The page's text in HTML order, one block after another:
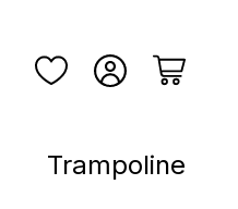
Trampoline